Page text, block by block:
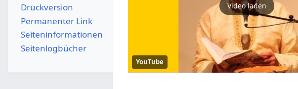
Video laden
YouTube
Druckversion
Permanenter Link
Seiten­­informationen
Seitenlogbücher